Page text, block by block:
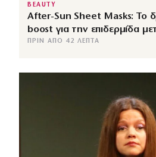
BEAUTY
After-Sun Sheet Masks: Το
boost για την επιδερμίδα
ΠΡΙΝ ΑΠΌ 42 ΛΕΠΤΆ